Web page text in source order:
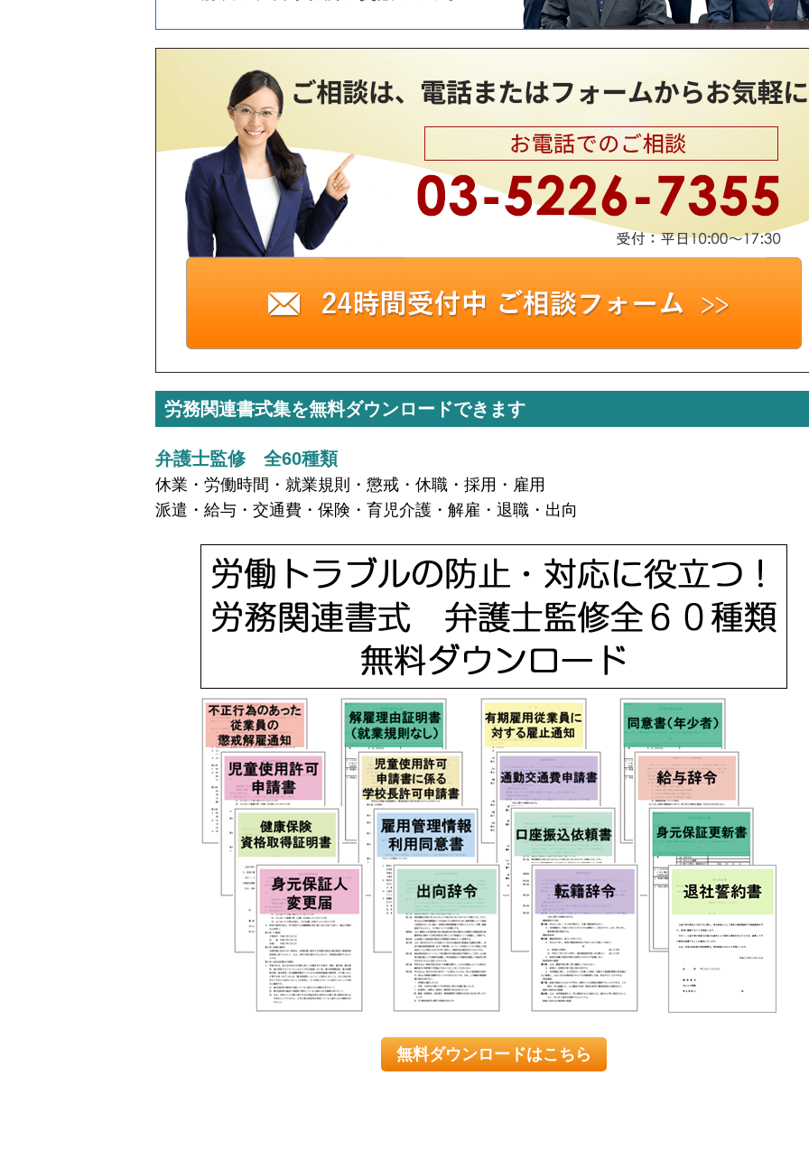
労務関連書式集を無料ダウンロードできます
弁護士監修 全60種類
休業・労働時間・就業規則・懲戒・休職・採用・雇用
派遣・給与・交通費・保険・育児介護・解雇・退職・出向
無料ダウンロードはこちら